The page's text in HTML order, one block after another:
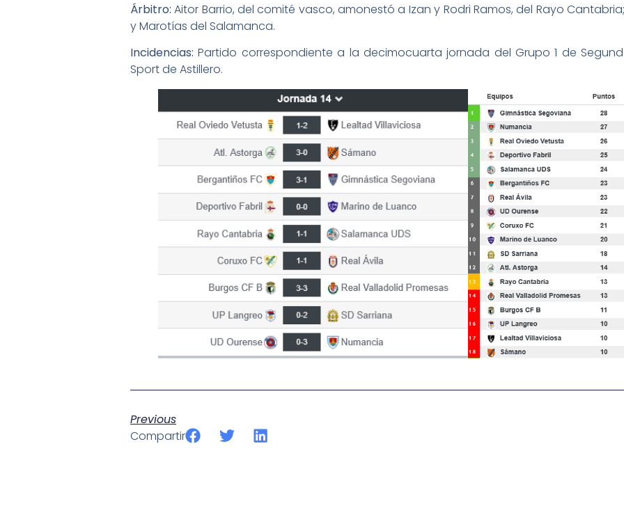
Árbitro: Aitor Barrio, del comité vasco, amonestó a Izan y Rodri Ramos, del Rayo
y Marotías del Salamanca.
Incidencias: Partido correspondiente a la decimocuarta jornada del Grupo 1 de
Sport de Astillero.
Previous
Compartir